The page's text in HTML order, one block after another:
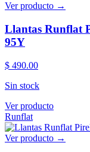
Ver producto →
Llantas Runflat
95Y
$ 490.00
Sin stock
Ver producto
Runflat
Ver producto →